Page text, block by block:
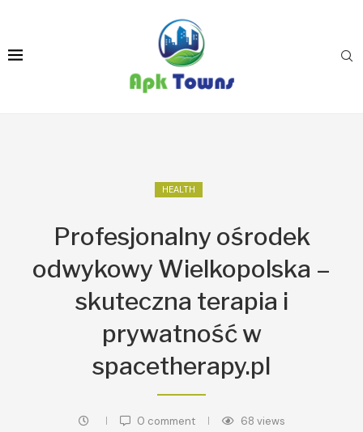
HEALTH
Profesjonalny ośrodek
odwykowy Wielkopolska –
skuteczna terapia i
prywatność w
spacetherapy.pl
0 comment 68 views